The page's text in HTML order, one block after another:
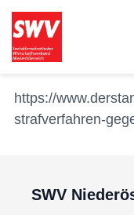
https://
strafverfahren-
SWV